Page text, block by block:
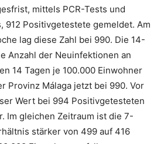
mittels PCR-Tests und
912 Positivgetestete gemeldet. Am
lag diese Zahl bei 990. Die 14-
Anzahl der Neuinfektionen an
14 Tagen je 100.000 Einwohner
Provinz Málaga jetzt bei 990. Vor
Wert bei 994 Positivgetesteten
Im gleichen Zeitraum ist die 7-
stärker von 499 auf 416